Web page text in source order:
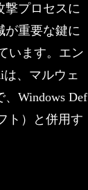
撃プロセスに
が重要な鍵に
います。エン
、マルウェ
Windows Def
ト）と併用す